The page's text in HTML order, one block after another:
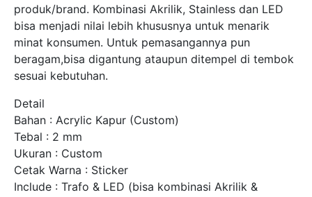
produk/brand. Kombinasi Akrilik, Stainless dan LED
bisa menjadi nilai lebih khususnya untuk menarik
minat konsumen. Untuk pemasangannya pun
beragam,bisa digantung ataupun ditempel di tembok
sesuai kebutuhan.
Detail
Bahan : Acrylic Kapur (Custom)
Tebal : 2 mm
Ukuran : Custom
Cetak Warna : Sticker
Include : Trafo & LED (bisa kombinasi Akrilik &